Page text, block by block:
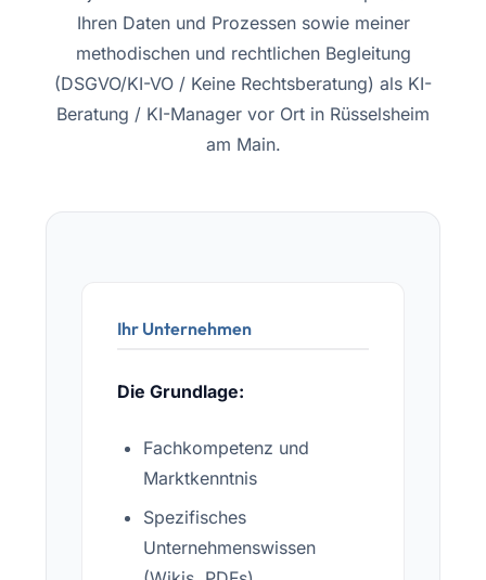
Ihren Daten und Prozessen sowie meiner
methodischen und rechtlichen Begleitung
(DSGVO/KI-VO / Keine Rechtsberatung) als KI-
Beratung / KI-Manager vor Ort in Rüsselsheim
am Main.
Ihr Unternehmen
Die Grundlage:
Fachkompetenz und
Marktkenntnis
Spezifisches
Unternehmenswissen